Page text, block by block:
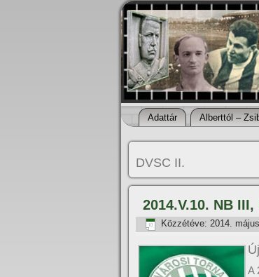
Adattár Alberttól –
DVSC II.
2014.V.10. NB
Közzétéve: 2014.
A